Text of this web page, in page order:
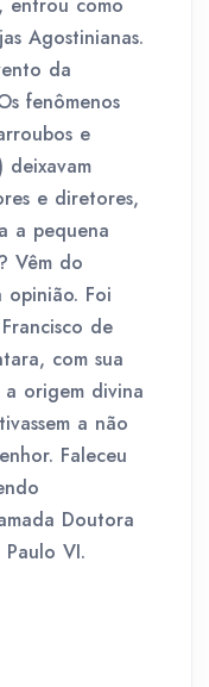
entrou como
Agostinianas.
da
fenômenos
e
deixavam
e diretores,
a pequena
Vêm do
opinião. Foi
de
com sua
a origem divina
a não
Faleceu
Doutora
VI.